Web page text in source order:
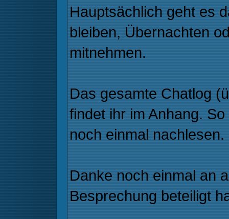
Hauptsächlich geht es
bleiben, Übernachten
mitnehmen.
Das gesamte Chatlog
findet ihr im Anhang.
noch einmal nachlesen.
Danke noch einmal an
Besprechung beteiligt